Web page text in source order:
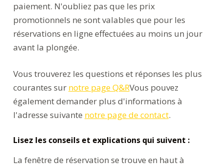
paiement. N'oubliez pas que les prix
promotionnels ne sont valables que pour les
réservations en ligne effectuées au moins un jour
avant la plongée.
Vous trouverez les questions et réponses les plus
courantes sur notre page Q&RVous pouvez
également demander plus d'informations à
l'adresse suivante notre page de contact.
Lisez les conseils et explications qui suivent :
La fenêtre de réservation se trouve en haut à